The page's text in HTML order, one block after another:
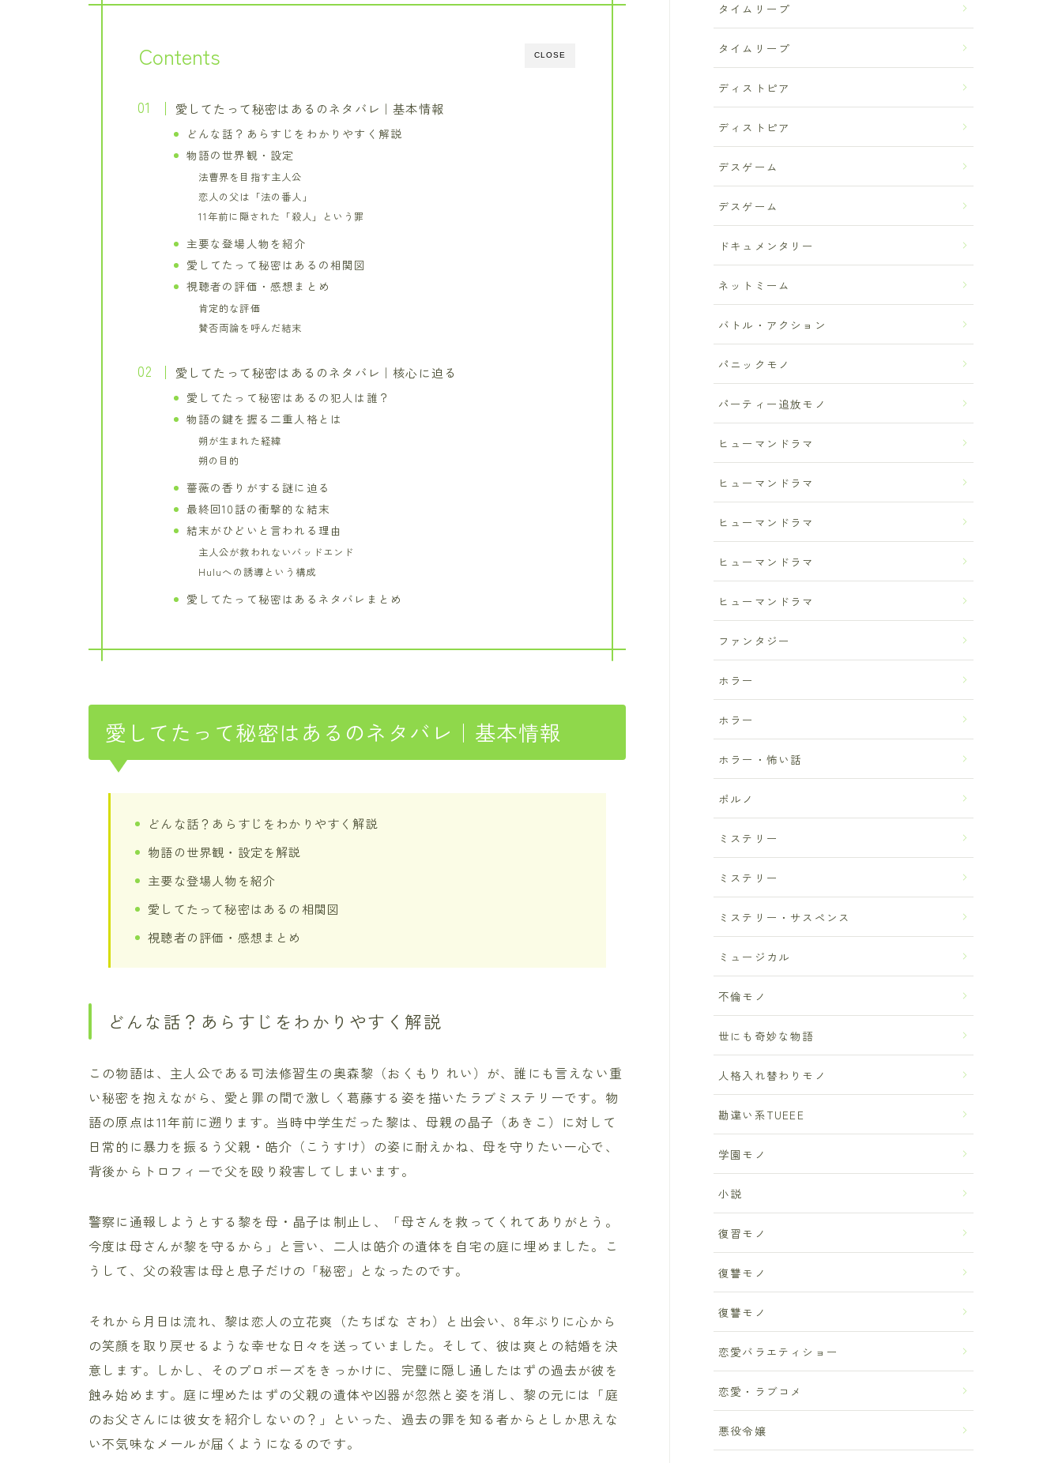
CLOSE
Contents
愛してたって秘密はあるのネタバレ｜基本情報
どんな話？あらすじをわかりやすく解説
物語の世界観・設定
法曹界を目指す主人公
恋人の父は「法の番人」
11年前に隠された「殺人」という罪
主要な登場人物を紹介
愛してたって秘密はあるの相関図
視聴者の評価・感想まとめ
肯定的な評価
賛否両論を呼んだ結末
愛してたって秘密はあるのネタバレ｜核心に迫る
愛してたって秘密はあるの犯人は誰？
物語の鍵を握る二重人格とは
朔が生まれた経緯
朔の目的
薔薇の香りがする謎に迫る
最終回10話の衝撃的な結末
結末がひどいと言われる理由
主人公が救われないバッドエンド
Huluへの誘導という構成
愛してたって秘密はあるネタバレまとめ
愛してたって秘密はあるのネタバレ｜基本情報
どんな話？あらすじをわかりやすく解説
物語の世界観・設定を解説
主要な登場人物を紹介
愛してたって秘密はあるの相関図
視聴者の評価・感想まとめ
どんな話？あらすじをわかりやすく解説
この物語は、主人公である司法修習生の奥森黎（おくもり れい）が、誰にも言えない重
い秘密を抱えながら、愛と罪の間で激しく葛藤する姿を描いたラブミステリーです。物
語の原点は11年前に遡ります。当時中学生だった黎は、母親の晶子（あきこ）に対して
日常的に暴力を振るう父親・皓介（こうすけ）の姿に耐えかね、母を守りたい一心で、
背後からトロフィーで父を殴り殺害してしまいます。
警察に通報しようとする黎を母・晶子は制止し、「母さんを救ってくれてありがとう。
今度は母さんが黎を守るから」と言い、二人は皓介の遺体を自宅の庭に埋めました。こ
うして、父の殺害は母と息子だけの「秘密」となったのです。
それから月日は流れ、黎は恋人の立花爽（たちばな さわ）と出会い、8年ぶりに心から
の笑顔を取り戻せるような幸せな日々を送っていました。そして、彼は爽との結婚を決
意します。しかし、そのプロポーズをきっかけに、完璧に隠し通したはずの過去が彼を
蝕み始めます。庭に埋めたはずの父親の遺体や凶器が忽然と姿を消し、黎の元には「庭
のお父さんには彼女を紹介しないの？」といった、過去の罪を知る者からとしか思えな
い不気味なメールが届くようになるのです。
タイムリープ
タイムリープ
ディストピア
ディストピア
デスゲーム
デスゲーム
ドキュメンタリー
ネットミーム
バトル・アクション
パニックモノ
パーティー追放モノ
ヒューマンドラマ
ヒューマンドラマ
ヒューマンドラマ
ヒューマンドラマ
ヒューマンドラマ
ファンタジー
ホラー
ホラー
ホラー・怖い話
ポルノ
ミステリー
ミステリー
ミステリー・サスペンス
ミュージカル
不倫モノ
世にも奇妙な物語
人格入れ替わりモノ
勘違い系TUEEE
学園モノ
小説
復習モノ
復讐モノ
復讐モノ
恋愛バラエティショー
恋愛・ラブコメ
悪役令嬢